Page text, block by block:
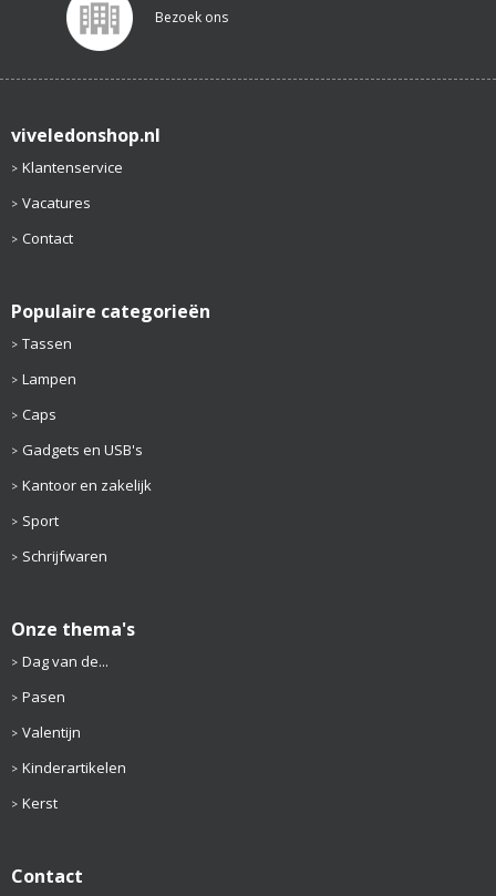
Bezoek ons
viveledonshop.nl
Klantenservice
Vacatures
Contact
Populaire categorieën
Tassen
Lampen
Caps
Gadgets en USB's
Kantoor en zakelijk
Sport
Schrijfwaren
Onze thema's
Dag van de...
Pasen
Valentijn
Kinderartikelen
Kerst
Contact